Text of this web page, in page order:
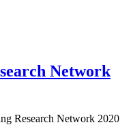
Network
Research Network 2020